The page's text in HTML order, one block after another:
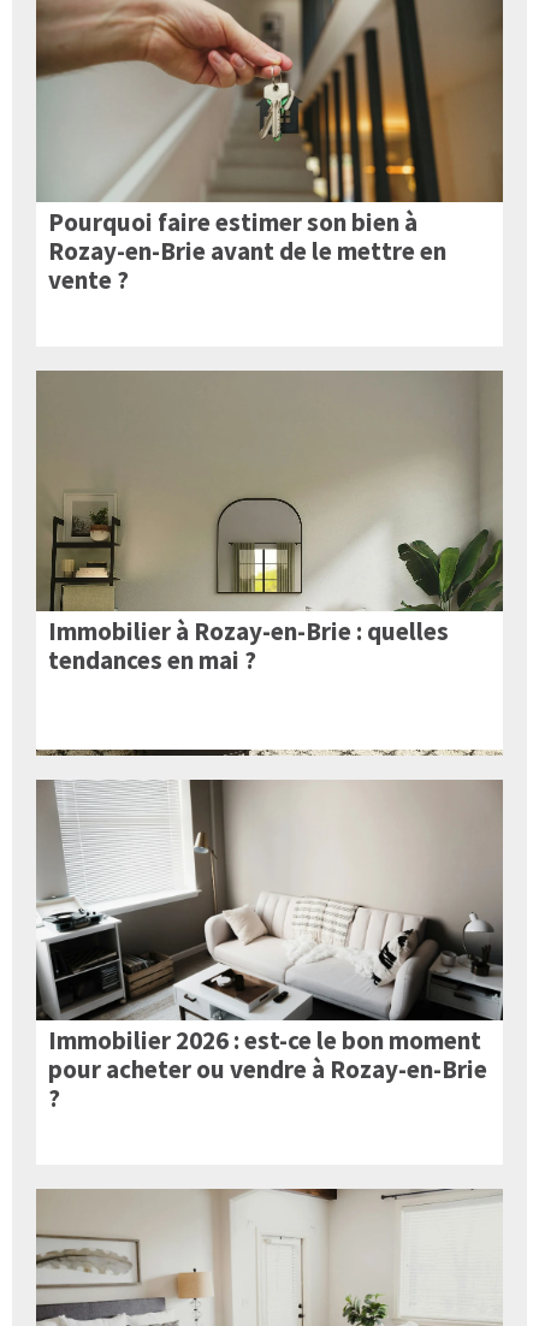
Pourquoi faire estimer son bien à
Rozay-en-Brie avant de le mettre en
vente ?
Immobilier à Rozay-en-Brie : quelles
tendances en mai ?
Immobilier 2026 : est-ce le bon moment
pour acheter ou vendre à Rozay-en-Brie
?